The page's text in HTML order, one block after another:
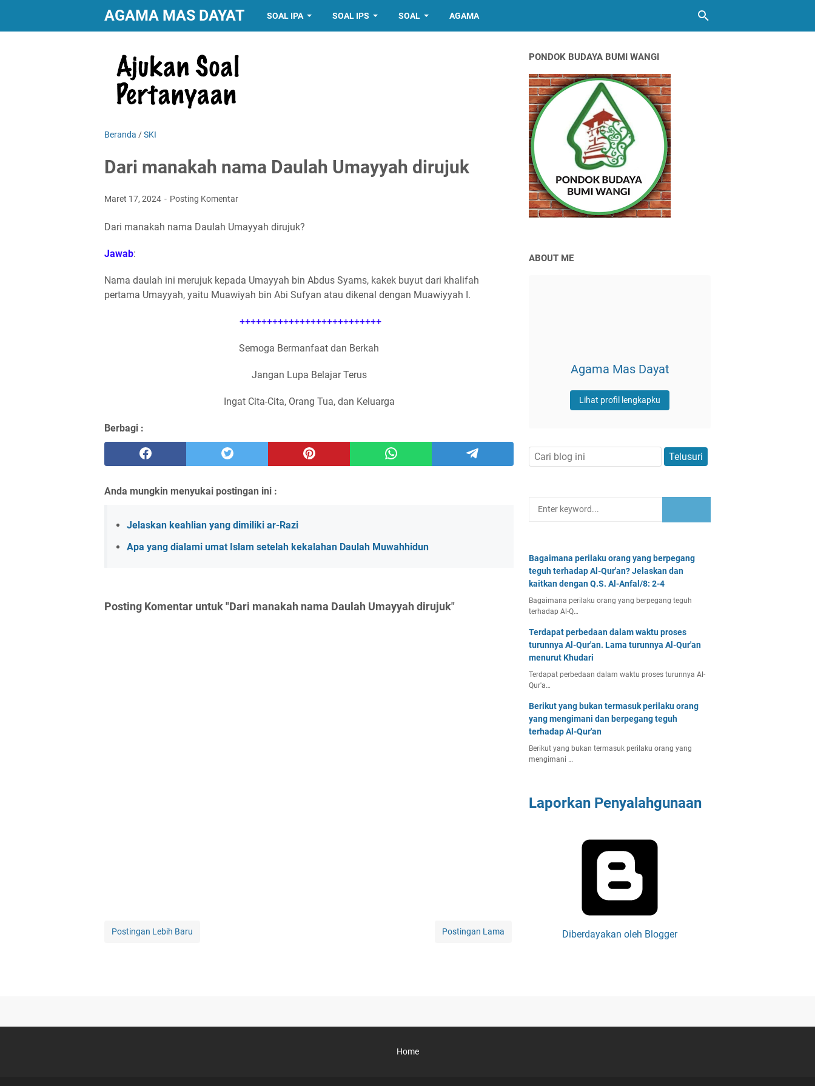
AGAMA MAS DAYAT SOAL IPA SOAL IPS SOAL AGAMA
Beranda /SKI
Dari manakah nama Daulah Umayyah dirujuk
Maret 17, 2024 Posting Komentar
Dari manakah nama Daulah Umayyah dirujuk?
Jawab:
Nama daulah ini merujuk kepada Umayyah bin Abdus Syams, kakek buyut dari khalifah
pertama Umayyah, yaitu Muawiyah bin Abi Sufyan atau dikenal dengan Muawiyyah I.
++++++++++++++++++++++++++
Semoga Bermanfaat dan Berkah
Jangan Lupa Belajar Terus
Ingat Cita-Cita, Orang Tua, dan Keluarga
Berbagi :
Anda mungkin menyukai postingan ini :
Jelaskan keahlian yang dimiliki ar-Razi
Apa yang dialami umat Islam setelah kekalahan Daulah Muwahhidun
Posting Komentar untuk "Dari manakah nama Daulah Umayyah dirujuk"
Postingan Lebih Baru Postingan Lama
PONDOK BUDAYA BUMI WANGI
ABOUT ME
Agama Mas Dayat
Lihat profil lengkapku
Bagaimana perilaku orang yang berpegang
teguh terhadap Al-Qur'an? Jelaskan dan
kaitkan dengan Q.S. Al-Anfal/8: 2-4
Bagaimana perilaku orang yang berpegang teguh
terhadap Al-Q…
Terdapat perbedaan dalam waktu proses
turunnya Al-Qur'an. Lama turunnya Al-Qur'an
menurut Khudari
Terdapat perbedaan dalam waktu proses turunnya Al-
Qur'a…
Berikut yang bukan termasuk perilaku orang
yang mengimani dan berpegang teguh
terhadap Al-Qur'an
Berikut yang bukan termasuk perilaku orang yang
mengimani …
Laporkan Penyalahgunaan
Diberdayakan oleh Blogger
Home